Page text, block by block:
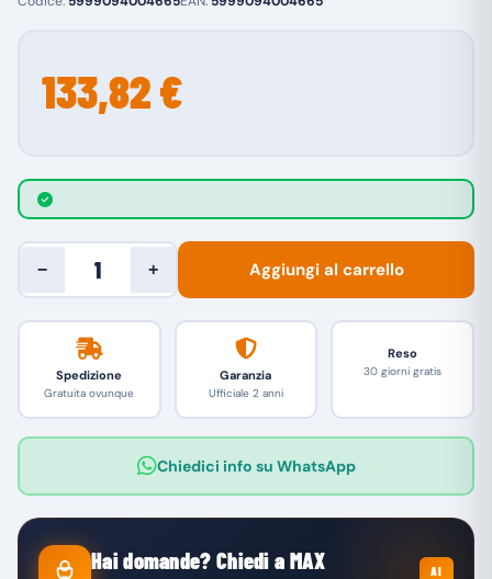
133,82 €
− + Aggiungi al carrello
Spedizione
Gratuita ovunque
Garanzia
Ufficiale 2 anni
Reso
30 giorni gratis
Chiedici info su WhatsApp
Hai domande? Chiedi a MAX AI